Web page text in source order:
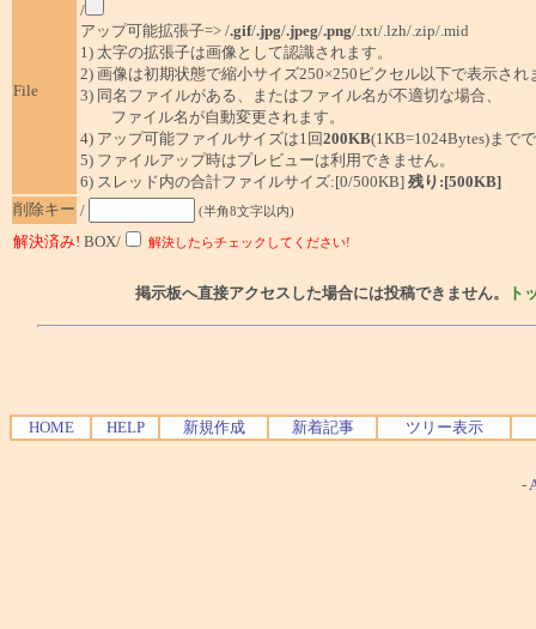
File
/
アップ可能拡張子=> /.gif/.jpg/.jpeg/.png/.txt/.lzh/.zip/.mid
1) 太字の拡張子は画像として認識されます。
2) 画像は初期状態で縮小サイズ250×250ピクセル以下で表示され
3) 同名ファイルがある、またはファイル名が不適切な場合、
ファイル名が自動変更されます。
4) アップ可能ファイルサイズは1回200KB(1KB=1024Bytes)まで
5) ファイルアップ時はプレビューは利用できません。
6) スレッド内の合計ファイルサイズ:[0/500KB] 残り:[500KB]
削除キー / (半角8文字以内)
解決済み! BOX/ 解決したらチェックしてください!
掲示板へ直接アクセスした場合には投稿できません。 ト
HOME HELP 新規作成 新着記事 ツリー表示
-